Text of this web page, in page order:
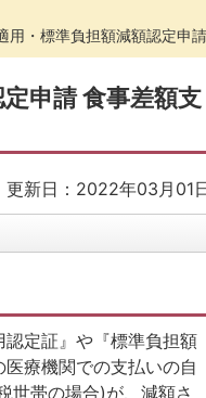
用・標準負担額減額認定申
申請 食事差額支
更新日：2022年03月01
定証』や『標準負担額
療機関での支払いの自
世帯の場合)が、減額さ